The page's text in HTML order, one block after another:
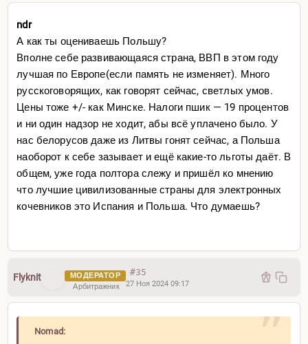
ndr
А как ты оцениваешь Польшу?
Вполне себе развивающаяся страна, ВВП в этом году
лучшая по Европе(если память не изменяет). Много
русскоговорящих, как говорят сейчас, светлых умов.
Цены тоже +/- как Минске. Налоги пшик — 19 процентов
и ни один надзор не ходит, абы всё уплачено было. У
нас белорусов даже из Литвы гонят сейчас, а Польша
наоборот к себе зазывает и ещё какие-то льготы даёт. В
общем, уже года полтора слежу и пришёл ко мнению
что лучшие цивилизованные страны для электронных
кочевников это Испания и Польша. Что думаешь?
Flyknit
МОДЕРАТОР
Арбитражник
#35
27 Ноя 2024 09:17
Nomad: